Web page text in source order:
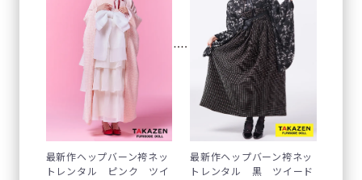
最新作ヘップバーン袴ネッ
トレンタル ピンク ツイ
最新作ヘップバーン袴ネッ
トレンタル 黒 ツイード